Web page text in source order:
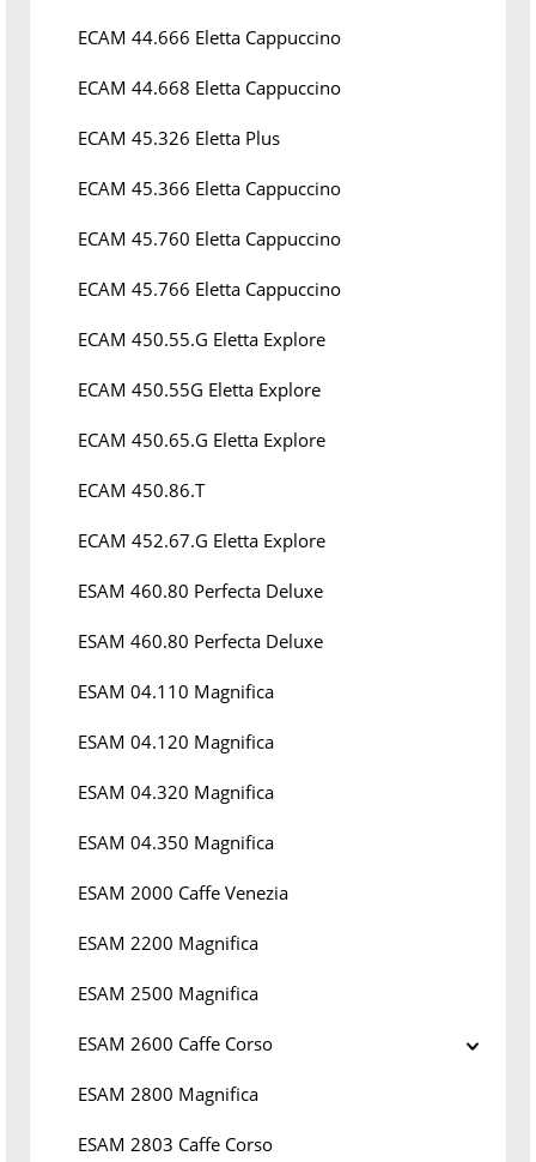
ECAM 44.666 Eletta Cappuccino
ECAM 44.668 Eletta Cappuccino
ECAM 45.326 Eletta Plus
ECAM 45.366 Eletta Cappuccino
ECAM 45.760 Eletta Cappuccino
ECAM 45.766 Eletta Cappuccino
ECAM 450.55.G Eletta Explore
ECAM 450.55G Eletta Explore
ECAM 450.65.G Eletta Explore
ECAM 450.86.T
ECAM 452.67.G Eletta Explore
ESAM 460.80 Perfecta Deluxe
ESAM 460.80 Perfecta Deluxe
ESAM 04.110 Magnifica
ESAM 04.120 Magnifica
ESAM 04.320 Magnifica
ESAM 04.350 Magnifica
ESAM 2000 Caffe Venezia
ESAM 2200 Magnifica
ESAM 2500 Magnifica
ESAM 2600 Caffe Corso
ESAM 2800 Magnifica
ESAM 2803 Caffe Corso